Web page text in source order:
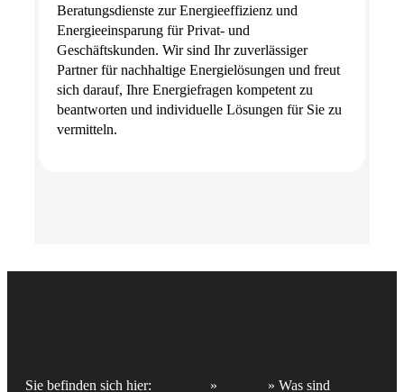
Beratungsdienste zur Energieeffizienz und
Energieeinsparung für Privat- und
Geschäftskunden. Wir sind Ihr zuverlässiger
Partner für nachhaltige Energielösungen und freut
sich darauf, Ihre Energiefragen kompetent zu
beantworten und individuelle Lösungen für Sie zu
vermitteln.
Sie befinden sich hier: » » Was sind